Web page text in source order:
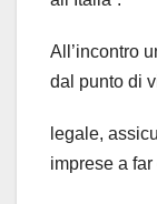
All’incontro
dal punto di
legale,
imprese a